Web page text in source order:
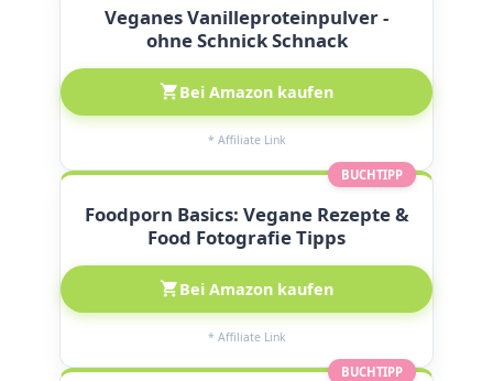
Veganes Vanilleproteinpulver -
ohne Schnick Schnack
Bei Amazon kaufen
* Affiliate Link
BUCHTIPP
Foodporn Basics: Vegane Rezepte &
Food Fotografie Tipps
Bei Amazon kaufen
* Affiliate Link
BUCHTIPP